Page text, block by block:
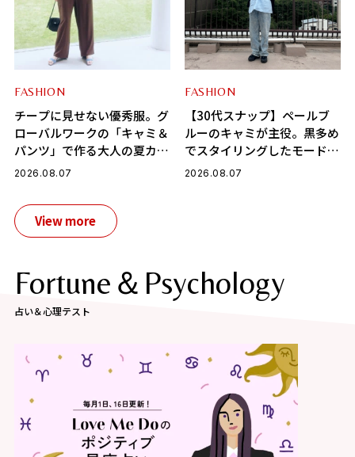
FASHION
チープに見せない優秀服。グ
ローバルワークの「キャミ＆
パンツ」で作る大人の夏カジ
ュアル
2026.08.07
FASHION
【30代スナップ】ペールブ
ルーのキャミが主役。黒多め
でスタイリングしたモードカ
ジュアル
2026.08.07
View more
Fortune＆Psychology
占い＆心理テスト